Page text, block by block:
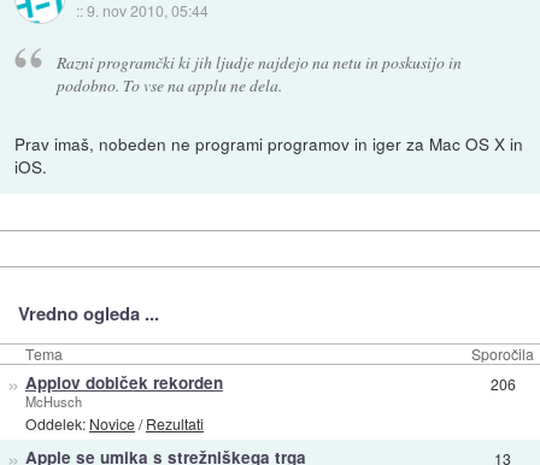
::9. nov 2010, 05:44
Razni programčki ki jih ljudje najdejo na netu in poskusijo in
podobno. To vse na applu ne dela.
Prav imaš, nobeden ne programi programov in iger za Mac OS X in
iOS.
Vredno ogleda ...
Tema Sporočila
» Applov dobiček rekorden
McHusch
Oddelek: Novice/Rezultati
206
» Apple se umika s strežniškega trga 13